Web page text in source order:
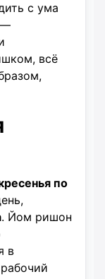
с ума
—
всё
по
. Йом ришон
в
рабочий